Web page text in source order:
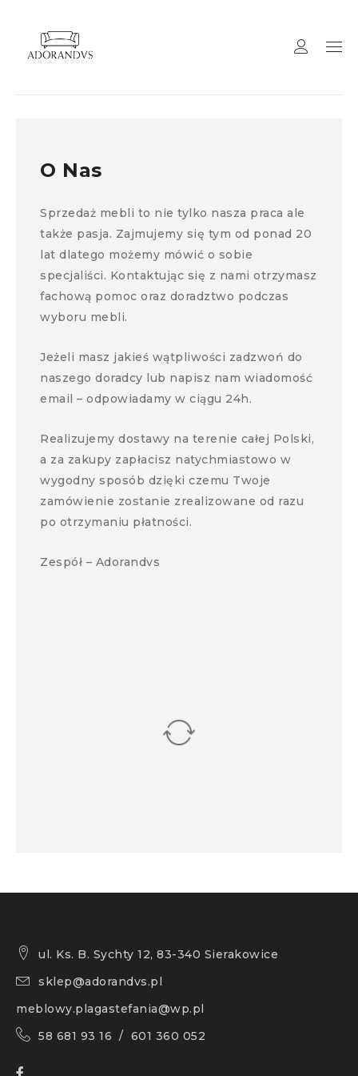
O Nas
Sprzedaż mebli to nie tylko nasza praca ale
także pasja. Zajmujemy się tym od ponad 20
lat dlatego możemy mówić o sobie
specjaliści. Kontaktując się z nami otrzymasz
fachową pomoc oraz doradztwo podczas
wyboru mebli.
Jeżeli masz jakieś wątpliwości zadzwoń do
naszego doradcy lub napisz nam wiadomość
email – odpowiadamy w ciągu 24h.
Realizujemy dostawy na terenie całej Polski,
a za zakupy zapłacisz natychmiastowo w
wygodny sposób dzięki czemu Twoje
zamówienie zostanie zrealizowane od razu
po otrzymaniu płatności.
Zespół – Adorandvs
ul. Ks. B. Sychty 12, 83-340 Sierakowice
sklep@adorandvs.pl
meblowy.plagastefania@wp.pl
58 681 93 16 / 601 360 052